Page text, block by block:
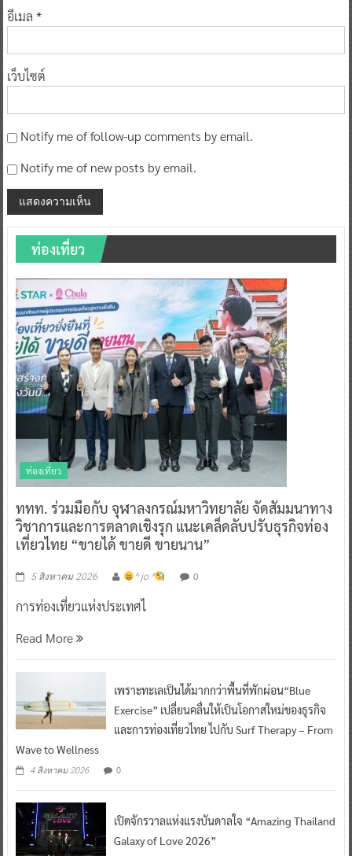
อีเมล *
เว็บไซต์
Notify me of follow-up comments by email.
Notify me of new posts by email.
ท่องเที่ยว
ท่องเที่ยว
ททท. ร่วมมือกับ จุฬาลงกรณ์มหาวิทยาลัย จัดสัมมนาทาง
วิชาการและการตลาดเชิงรุก แนะเคล็ดลับปรับธุรกิจท่อง
เที่ยวไทย “ขายได้ ขายดี ขายนาน”
5 สิงหาคม 2026 ^ jo ^ 0
การท่องเที่ยวแห่งประเทศไ
Read More
เพราะทะเลเป็นได้มากกว่าพื้นที่พักผ่อน“Blue
Exercise” เปลี่ยนคลื่นให้เป็นโอกาสใหม่ของธุรกิจ
และการท่องเที่ยวไทย ไปกับ Surf Therapy – From
Wave to Wellness
4 สิงหาคม 2026 0
เปิดจักรวาลแห่งแรงบันดาลใจ “Amazing Thailand
Galaxy of Love 2026”